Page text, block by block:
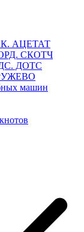
АЦЕТАТ
СКОТЧ
ДОТС
машин